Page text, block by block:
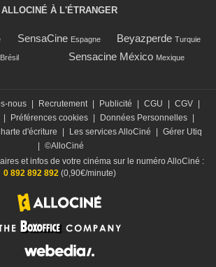
ALLOCINÉ À L'ÉTRANGER
SensaCine Espagne Beyazperde Turquie
Brésil Sensacine México Mexique
nous Recrutement Publicité CGU CGV
Préférences cookies Données Personnelles
d'écriture Les services AlloCiné
Gérer Utiq
©AlloCiné
et infos de votre cinéma sur le numéro AlloCiné :
0 892 892 892(0,90€/minute)